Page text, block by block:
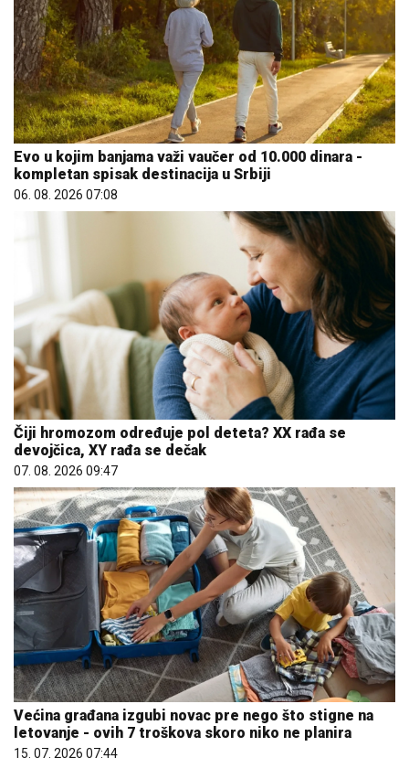
Evo u kojim banjama važi vaučer od 10.000 dinara -
kompletan spisak destinacija u Srbiji
06. 08. 2026 07:08
Čiji hromozom određuje pol deteta? XX rađa se
devojčica, XY rađa se dečak
07. 08. 2026 09:47
Većina građana izgubi novac pre nego što stigne na
letovanje - ovih 7 troškova skoro niko ne planira
15. 07. 2026 07:44